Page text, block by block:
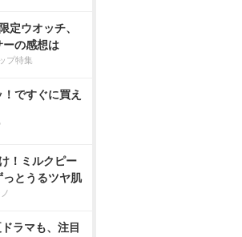
定ウオッチ、
ーの感想は
プ特集
ですぐに買え
！ミルクピー
っとうるツヤ肌
ラマも、注目